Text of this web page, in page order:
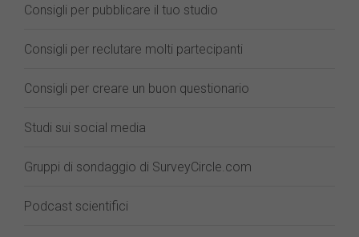
Consigli per pubblicare il tuo studio
Consigli per reclutare molti partecipanti
Consigli per creare un buon questionario
Studi sui social media
Gruppi di sondaggio di SurveyCircle.com
Podcast scientifici